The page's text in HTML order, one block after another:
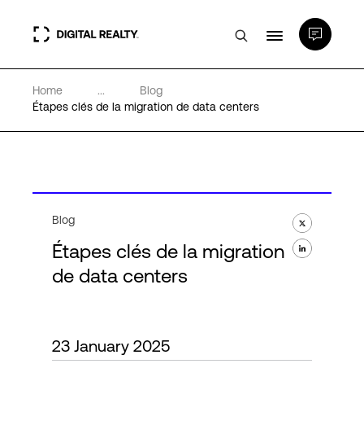
Data Centers
Expertise et ressources
Language
Home ...
Blog
Étapes clés de la migration de data centers
Blog
Étapes clés de la migration
de data centers
23 January 2025